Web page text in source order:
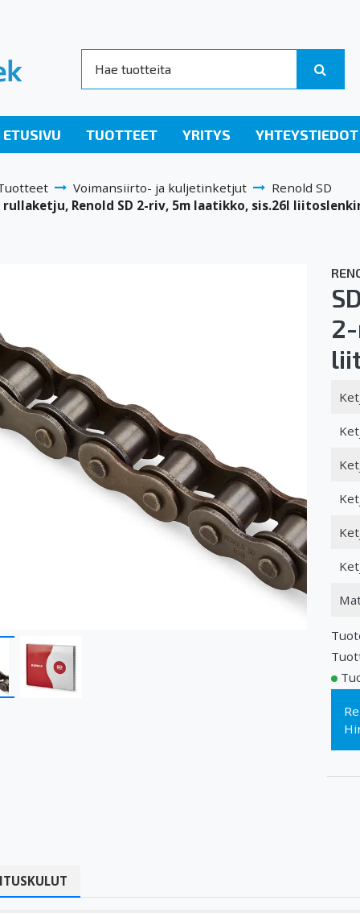
ETUSIVU TUOTTEET YRITYS YHTEYSTIEDOT
Voimansiirto- ja kuljetinketjut
Renold SD
rullaketju, Renold SD 2-riv, 5m laatikko, sis.26I